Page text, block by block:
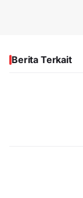
Berita Terkait